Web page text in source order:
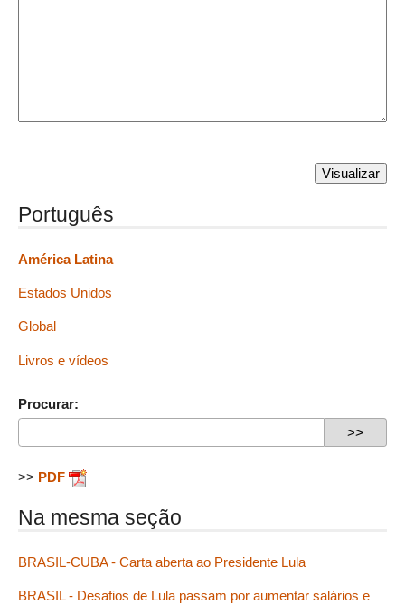
Português
América Latina
Estados Unidos
Global
Livros e vídeos
Procurar:
>> PDF
Na mesma seção
BRASIL-CUBA - Carta aberta ao Presidente Lula
BRASIL - Desafios de Lula passam por aumentar salários e